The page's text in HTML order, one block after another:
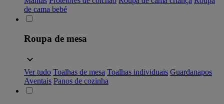
de cama bebé
Roupa de mesa
Ver tudo Toalhas de mesa Toalhas individuais Guardanapos
Aventais Panos de cozinha